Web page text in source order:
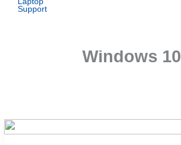
Windows 10